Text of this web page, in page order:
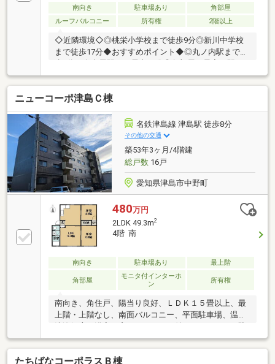
南向き 駐車場あり
角部屋
ルーフバルコニー
所有権 2階以上
◇近隣環境◇◎桃栄小学校まで徒歩9分◎新川中学校
まで徒歩17分◆おすすめポイント◆◎丸ノ内駅まで徒
で徒歩7分♪◎ペット飼育可能！▼▼ハウスドゥ 清須は
ここがつよい！▼▼地元密着、清須市のことならお任
せください♪経験豊富なスタッフがご提案♪住宅ローン
や保険、不動産に関する税金や法律、その他各種手続
きのことなどお気軽にご相談ください。お客様が一番
良い選択ができる様に色々な視点でご提案いたしま
す。
ニューコーポ津島Ｃ棟
名鉄津島線 津島駅 徒歩8分
その他の交通
築53年3ヶ月/4階建
総戸数16戸
愛知県津島市中野町
480万円
2LDK 49.3m2
4階 南
南向き 駐車場あり 最上階
角部屋
モニタ付インターホ
ン
所有権
南向き、角住戸、陽当り良好、ＬＤＫ１５畳以上、最
上階・上階なし、南面バルコニー、平面駐車場、温水
輪場
たちばなコーポラスＢ棟